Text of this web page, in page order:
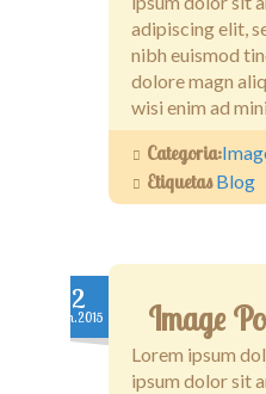
adipiscing elit,
nibh euismod
dolore magn
wisi enim ad
Categoria:
Etiquetas Blog
2
Jan.2015 Image
Lorem ipsum
ipsum dolor sit